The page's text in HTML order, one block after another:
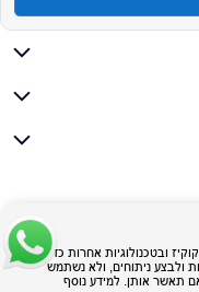
ובטכנולוגיות אחרות כדי
ולבצע ניתוחים, ולא נשתמש
תאשר אותן. למידע נוסף